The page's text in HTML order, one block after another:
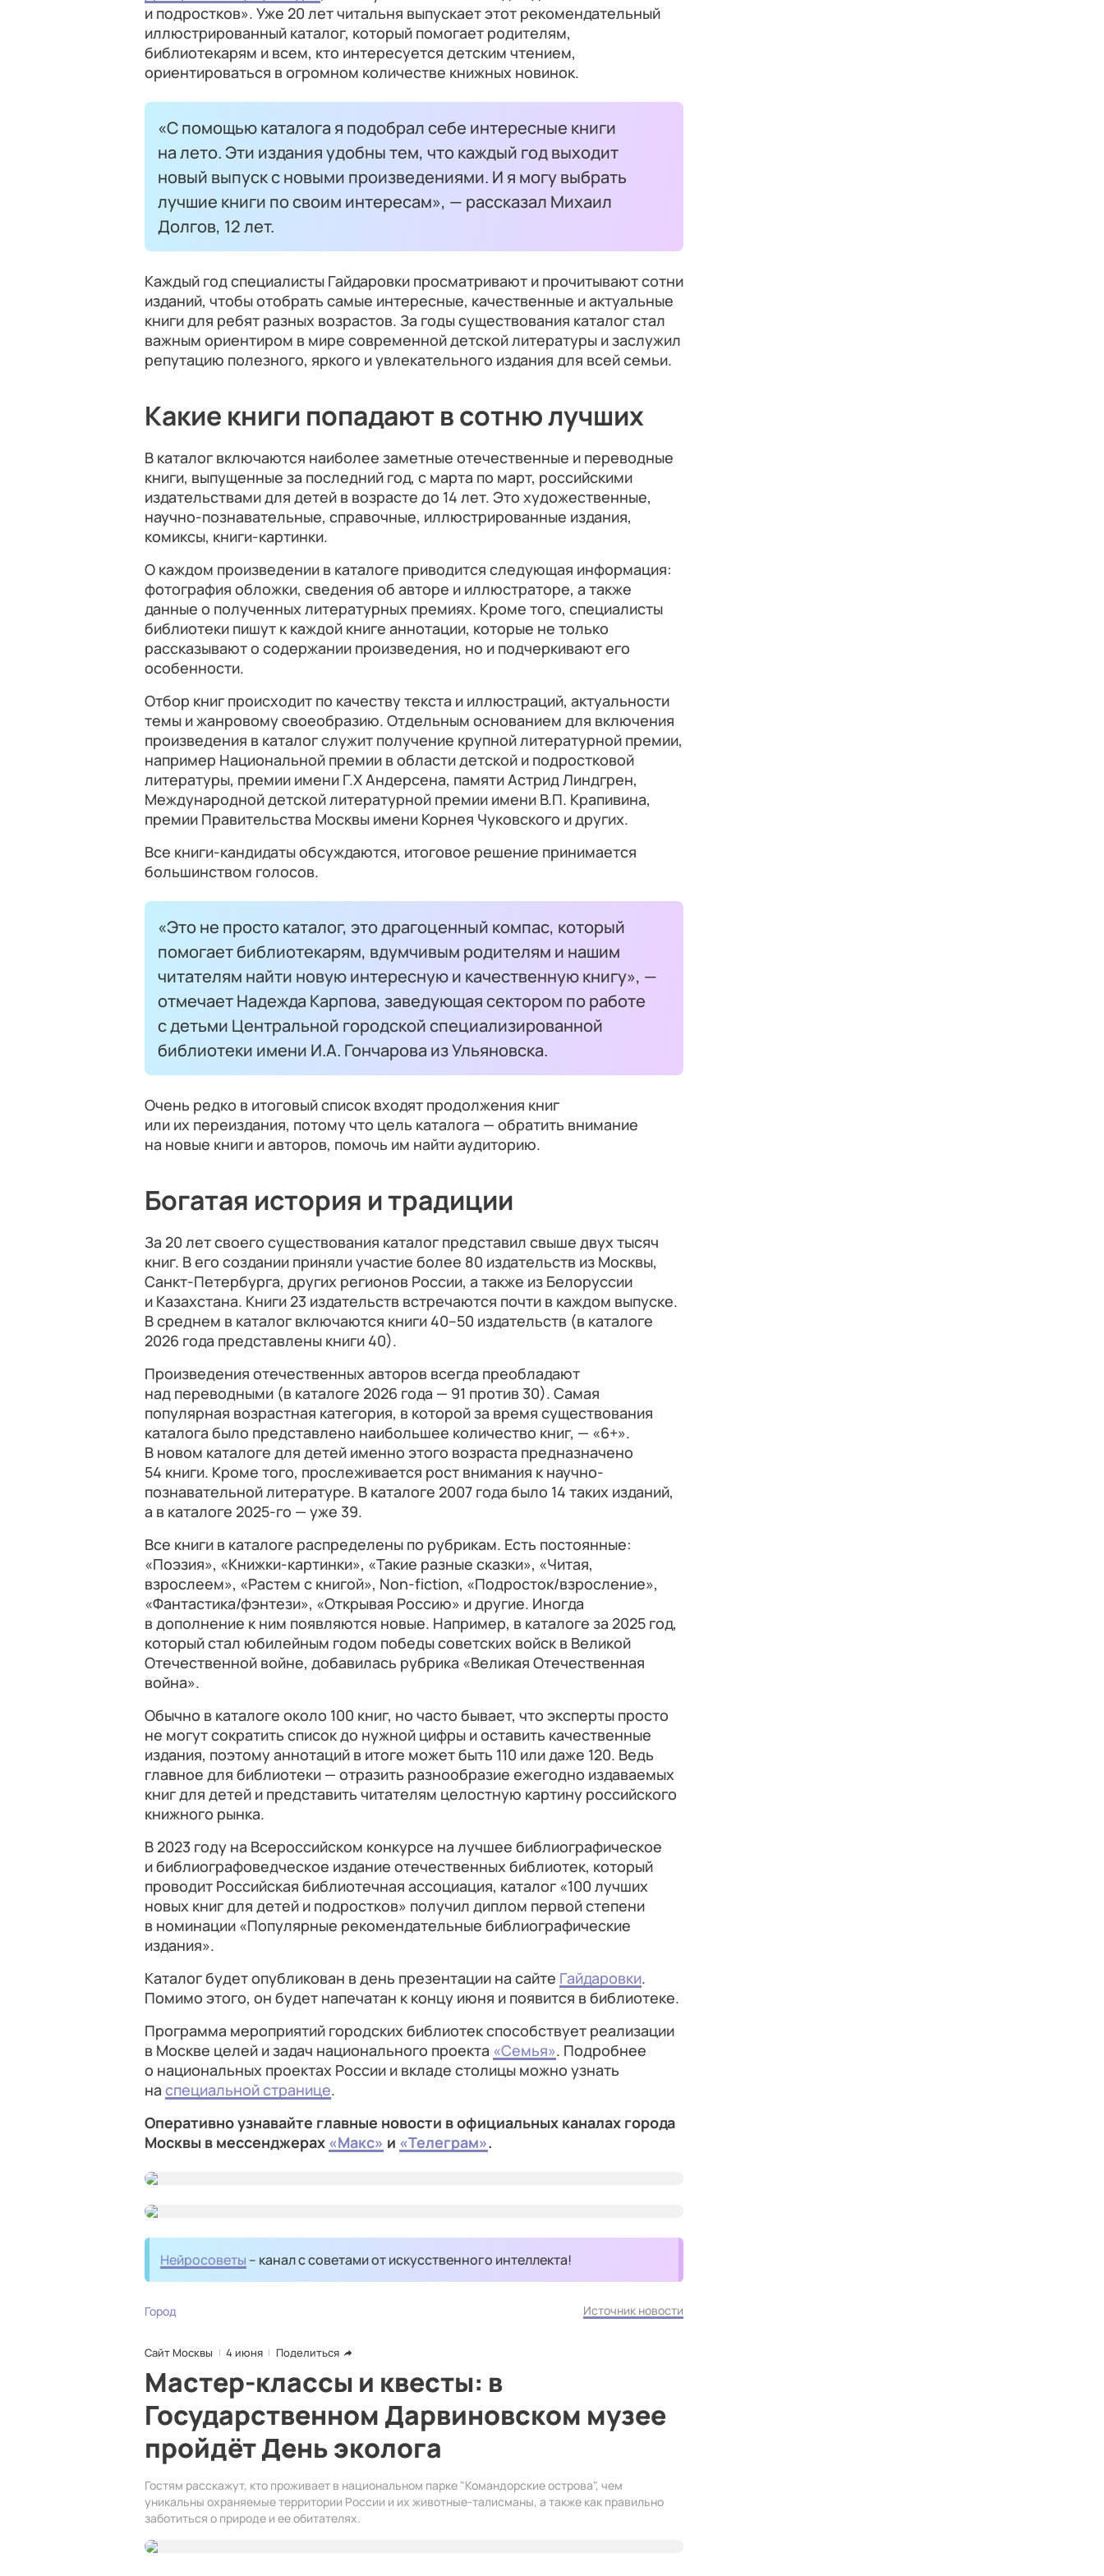
и подростков». Уже 20 лет читальня выпускает этот рекомендательный
иллюстрированный каталог, который помогает родителям,
библиотекарям и всем, кто интересуется детским чтением,
ориентироваться в огромном количестве книжных новинок.
«С помощью каталога я подобрал себе интересные книги
на лето. Эти издания удобны тем, что каждый год выходит
новый выпуск с новыми произведениями. И я могу выбрать
лучшие книги по своим интересам», — рассказал Михаил
Долгов, 12 лет.
Каждый год специалисты Гайдаровки просматривают и прочитывают сотни
изданий, чтобы отобрать самые интересные, качественные и актуальные
книги для ребят разных возрастов. За годы существования каталог стал
важным ориентиром в мире современной детской литературы и заслужил
репутацию полезного, яркого и увлекательного издания для всей семьи.
Какие книги попадают в сотню лучших
В каталог включаются наиболее заметные отечественные и переводные
книги, выпущенные за последний год, с марта по март, российскими
издательствами для детей в возрасте до 14 лет. Это художественные,
научно-познавательные, справочные, иллюстрированные издания,
комиксы, книги-картинки.
О каждом произведении в каталоге приводится следующая информация:
фотография обложки, сведения об авторе и иллюстраторе, а также
данные о полученных литературных премиях. Кроме того, специалисты
библиотеки пишут к каждой книге аннотации, которые не только
рассказывают о содержании произведения, но и подчеркивают его
особенности.
Отбор книг происходит по качеству текста и иллюстраций, актуальности
темы и жанровому своеобразию. Отдельным основанием для включения
произведения в каталог служит получение крупной литературной премии,
например Национальной премии в области детской и подростковой
литературы, премии имени Г.Х Андерсена, памяти Астрид Линдгрен,
Международной детской литературной премии имени В.П. Крапивина,
премии Правительства Москвы имени Корнея Чуковского и других.
Все книги-кандидаты обсуждаются, итоговое решение принимается
большинством голосов.
«Это не просто каталог, это драгоценный компас, который
помогает библиотекарям, вдумчивым родителям и нашим
читателям найти новую интересную и качественную книгу», —
отмечает Надежда Карпова, заведующая сектором по работе
с детьми Центральной городской специализированной
библиотеки имени И.А. Гончарова из Ульяновска.
Очень редко в итоговый список входят продолжения книг
или их переиздания, потому что цель каталога — обратить внимание
на новые книги и авторов, помочь им найти аудиторию.
Богатая история и традиции
За 20 лет своего существования каталог представил свыше двух тысяч
книг. В его создании приняли участие более 80 издательств из Москвы,
Санкт-Петербурга, других регионов России, а также из Белоруссии
и Казахстана. Книги 23 издательств встречаются почти в каждом выпуске.
В среднем в каталог включаются книги 40–50 издательств (в каталоге
2026 года представлены книги 40).
Произведения отечественных авторов всегда преобладают
над переводными (в каталоге 2026 года — 91 против 30). Самая
популярная возрастная категория, в которой за время существования
каталога было представлено наибольшее количество книг, — «6+».
В новом каталоге для детей именно этого возраста предназначено
54 книги. Кроме того, прослеживается рост внимания к научно-
познавательной литературе. В каталоге 2007 года было 14 таких изданий,
а в каталоге 2025-го — уже 39.
Все книги в каталоге распределены по рубрикам. Есть постоянные:
«Поэзия», «Книжки-картинки», «Такие разные сказки», «Читая,
взрослеем», «Растем с книгой», Non-fiction, «Подросток/взросление»,
«Фантастика/фэнтези», «Открывая Россию» и другие. Иногда
в дополнение к ним появляются новые. Например, в каталоге за 2025 год,
который стал юбилейным годом победы советских войск в Великой
Отечественной войне, добавилась рубрика «Великая Отечественная
война».
Обычно в каталоге около 100 книг, но часто бывает, что эксперты просто
не могут сократить список до нужной цифры и оставить качественные
издания, поэтому аннотаций в итоге может быть 110 или даже 120. Ведь
главное для библиотеки — отразить разнообразие ежегодно издаваемых
книг для детей и представить читателям целостную картину российского
книжного рынка.
В 2023 году на Всероссийском конкурсе на лучшее библиографическое
и библиографоведческое издание отечественных библиотек, который
проводит Российская библиотечная ассоциация, каталог «100 лучших
новых книг для детей и подростков» получил диплом первой степени
в номинации «Популярные рекомендательные библиографические
издания».
Каталог будет опубликован в день презентации на сайте Гайдаровки.
Помимо этого, он будет напечатан к концу июня и появится в библиотеке.
Программа мероприятий городских библиотек способствует реализации
в Москве целей и задач национального проекта «Семья». Подробнее
о национальных проектах России и вкладе столицы можно узнать
на специальной странице.
Оперативно узнавайте главные новости в официальных каналах города
Москвы в мессенджерах «Макс» и «Телеграм».
Нейросоветы – канал с советами от искусственного интеллекта!
Город Источник новости
Сайт Москвы 4 июня Поделиться
Мастер-классы и квесты: в
Государственном Дарвиновском музее
пройдёт День эколога
Гостям расскажут, кто проживает в национальном парке "Командорские острова", чем
уникальны охраняемые территории России и их животные-талисманы, а также как правильно
заботиться о природе и ее обитателях.